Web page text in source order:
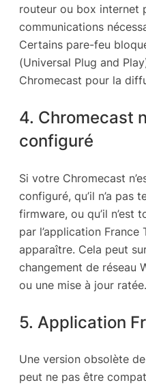
routeur ou box internet
communications
Certains pare-feu
(Universal Plug and
Chromecast pour la
4. Chromecast
configuré
Si votre Chromecast
configuré, qu’il n’a pas
firmware, ou qu’il n’est
par l’application France
apparaître. Cela peut
changement de réseau
ou une mise à jour ratée.
5. Application
Une version obsolète
peut ne pas être